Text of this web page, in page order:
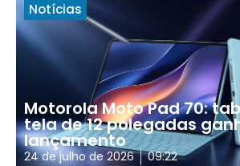
Notícias
Motorola Moto Pad 70:
tela de 12 polegadas
lançamento
24 de julho de 2026 09:22